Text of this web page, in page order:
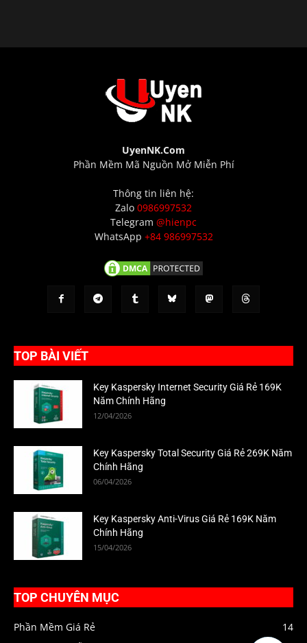
UyenNK.Com
Phần Mềm Mã Nguồn Mở Miễn Phí
Thông tin liên hệ:
Zalo 0986997532
Telegram @hienpc
WhatsApp +84 986997532
TOP BÀI VIẾT
Key Kaspersky Internet Security Giá Rẻ 169K
Năm Chính Hãng
12/04/2026
Key Kaspersky Total Security Giá Rẻ 269K Năm
Chính Hãng
06/04/2026
Key Kaspersky Anti-Virus Giá Rẻ 169K Năm
Chính Hãng
15/04/2026
TOP CHUYÊN MỤC
Phần Mềm Giá Rẻ
14